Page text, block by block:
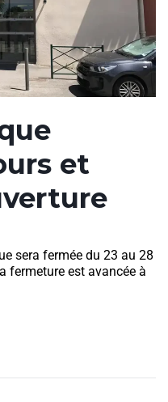
et
sera fermée du 23 au 28
fermeture est avancée à